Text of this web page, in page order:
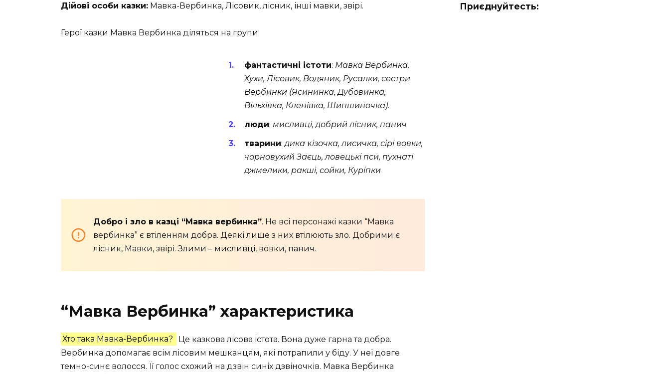
Дійові особи казки: Мавка-Вербинка, Лісовик, лісник, інші мавки, звірі.
Герої казки Мавка Вербинка діляться на групи:
фантастичні істоти: Мавка Вербинка,
Хухи,Лісовик, Водяник, Русалки, сестри
Вербинки (Ясининка, Дубовинка,
Вільхівка, Кленівка, Шипшиночка).
люди: мисливці,добрий лісник, панич
тварини:дика кізочка, лисичка, сірі вовки,
чорновухий Заєць,ловецькі пси, пухнаті
джмелики, ракші, сойки, Куріпки
Добро і зло в казці “Мавка вербинка”. Не всі персонажі казки “Мавка
вербинка” є втіленням добра. Деякі лише з них втілюють зло. Добрими є
лісник, Мавки, звірі. Злими – мисливці, вовки, панич.
“Мавка Вербинка” характеристика
Хто така Мавка-Вербинка?
Це казкова лісова істота. Вона дуже гарна та добра.
Вербинка допомагає всім лісовим мешканцям, які потрапили у біду. У неї довге
темно-синє волосся. Її голос схожий на дзвін синіх дзвіночків. Мавка Вербинка
Приєднуйтесть: